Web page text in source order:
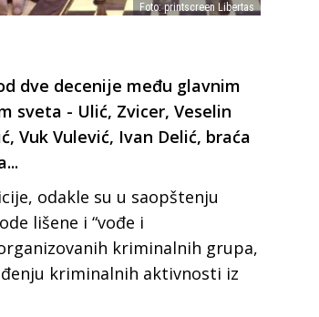
Foto: printscreen Libertas
dve decenije među glavnim
sveta - Ulić, Zvicer, Veselin
Vuk Vulević, Ivan Delić, braća
odakle su u saopštenju
lišene i “vođe i
kriminalnih grupa,
kriminalnih aktivnosti iz